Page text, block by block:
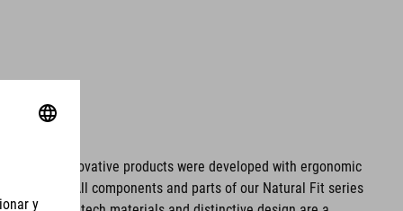
suela: fibra de vidrio
These innovative products were developed with ergonomic
issues. All components and parts of our Natural Fit series